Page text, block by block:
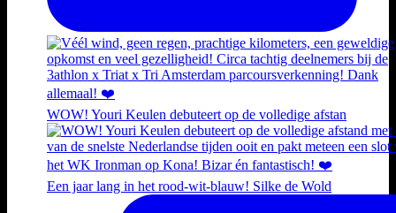
WOW! Youri Keulen debuteert op de volledige afstan
Een jaar lang in het rood-wit-blauw! Silke de Wold